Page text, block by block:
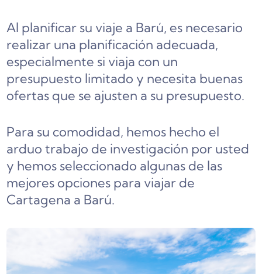
Al planificar su viaje a Barú, es necesario
realizar una planificación adecuada,
especialmente si viaja con un
presupuesto limitado y necesita buenas
ofertas que se ajusten a su presupuesto.
Para su comodidad, hemos hecho el
arduo trabajo de investigación por usted
y hemos seleccionado algunas de las
mejores opciones para viajar de
Cartagena a Barú.